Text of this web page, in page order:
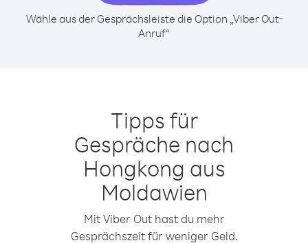
Wähle aus der Gesprächsleiste die Option „Viber Out-
Anruf“
Tipps für
Gespräche nach
Hongkong aus
Moldawien
Mit Viber Out hast du mehr
Gesprächszeit für weniger Geld.